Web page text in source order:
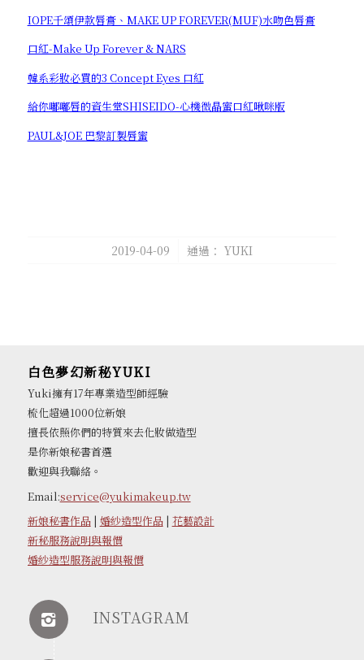
IOPE千頌伊款唇膏、MAKE UP FOREVER(MUF)水吻色唇膏
口紅-Make Up Forever & NARS
韓系彩妝必買的3 Concept Eyes 口紅
給你嘟嘟唇的資生堂SHISEIDO-心機微晶蜜口紅啾咪版
PAUL&JOE 巴黎訂製唇蜜
2019-04-09
/ 通過： YUKI
白色夢幻新秘YUKI
Yuki擁有17年專業造型師經驗
梳化超過1000位新娘
擅長依照你們的特質來去化妝做造型
是你新娘秘書首選
歡迎與我聯絡。
Email:service@yukimakeup.tw
新娘秘書作品| 婚紗造型作品| 花藝設計
新秘服務說明與報價
婚紗造型服務說明與報價
INSTAGRAM